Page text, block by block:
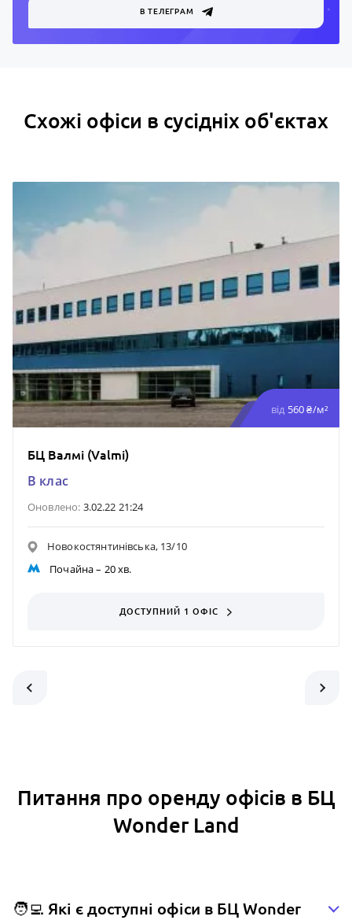
В ТЕЛЕГРАМ
Схожі офіси в сусідніх об'єктах
від 560 ₴/м²
БЦ Валмі (Valmi)
B клас
Оновлено: 3.02.22 21:24
Новокостянтинівська, 13/10
Почайна– 20 хв.
ДОСТУПНИЙ 1 ОФІС
Питання про оренду офісів в БЦ
Wonder Land
🧑‍💻 Які є доступні офіси в БЦ Wonder